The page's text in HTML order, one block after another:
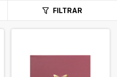
FILTRAR